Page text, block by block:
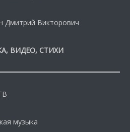
Дмитрий Викторович
ВИДЕО, СТИХИ
музыка